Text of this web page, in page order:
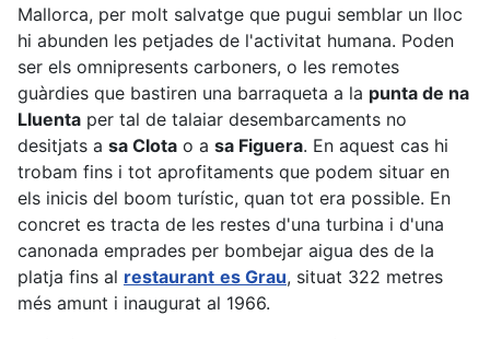
Mallorca, per molt salvatge que pugui semblar un lloc
hi abunden les petjades de l'activitat humana. Poden
ser els omnipresents carboners, o les remotes
guàrdies que bastiren una barraqueta a la punta de na
Lluenta per tal de talaiar desembarcaments no
desitjats a sa Clota o a sa Figuera. En aquest cas hi
trobam fins i tot aprofitaments que podem situar en
els inicis del boom turístic, quan tot era possible. En
concret es tracta de les restes d'una turbina i d'una
canonada emprades per bombejar aigua des de la
platja fins al restaurant es Grau, situat 322 metres
més amunt i inaugurat al 1966.